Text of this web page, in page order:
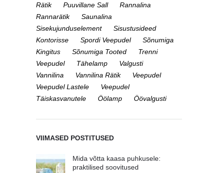
Rätik
Puuvillane Sall
Rannalina
Rannarätik
Saunalina
Sisekujunduselement
Sisustusideed
Kontorisse
Spordi Veepudel
Sõnumiga
Kingitus
Sõnumiga Tooted
Trenni
Veepudel
Tähelamp
Valgusti
Vannilina
Vannilina Rätik
Veepudel
Veepudel Lastele
Veepudel
Täiskasvanutele
Öölamp Öövalgusti
VIIMASED POSTITUSED
Mida võtta kaasa puhkusele:
praktilised soovitused